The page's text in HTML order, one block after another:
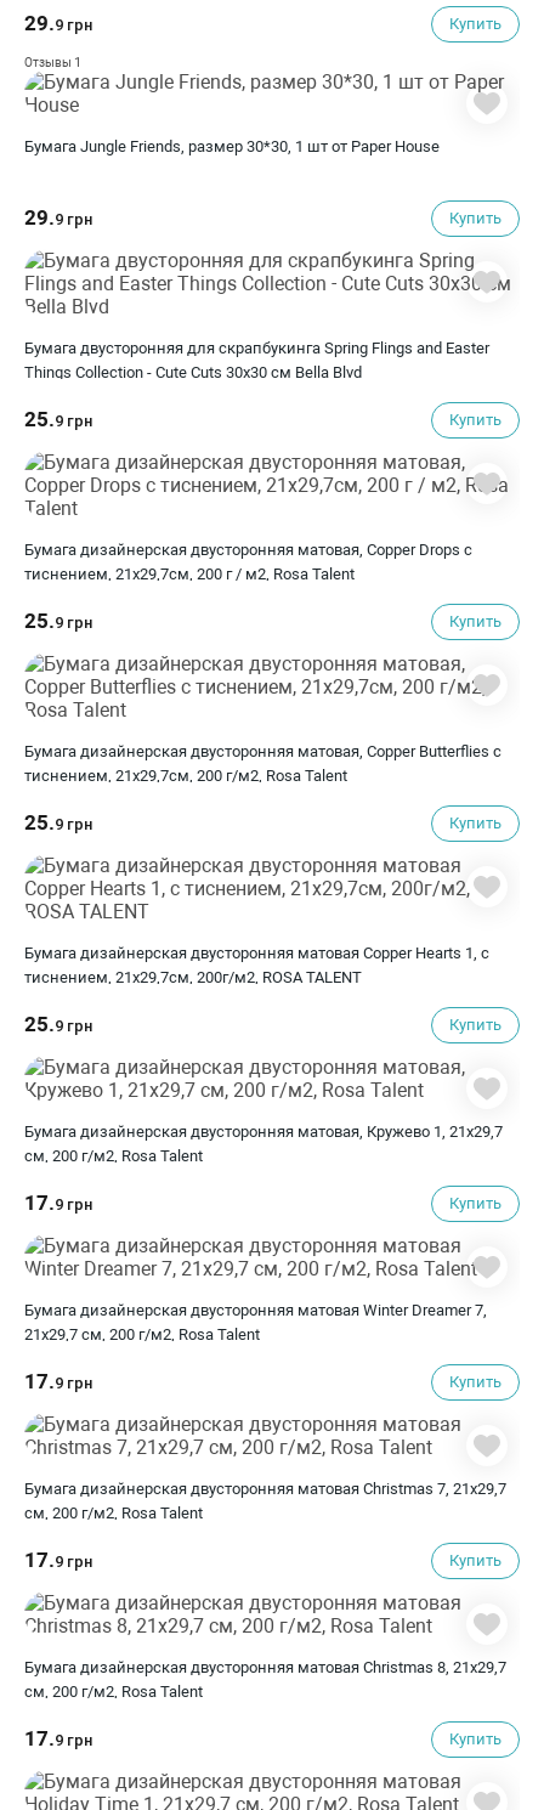
29.9 грн Купить
Отзывы 1
Бумага Jungle Friends, размер 30*30, 1 шт от Paper House
29.9 грн Купить
Бумага двусторонняя для скрапбукинга Spring Flings and Easter
Things Collection - Cute Cuts 30х30 см Bella Blvd
25.9 грн Купить
Бумага дизайнерская двусторонняя матовая, Copper Drops с
тиснением, 21х29,7см, 200 г / м2, Rosa Talent
25.9 грн Купить
Бумага дизайнерская двусторонняя матовая, Copper Butterflies с
тиснением, 21х29,7см, 200 г/м2, Rosa Talent
25.9 грн Купить
Бумага дизайнерская двусторонняя матовая Copper Hearts 1, с
тиснением, 21х29,7см, 200г/м2, ROSA TALENT
25.9 грн Купить
Бумага дизайнерская двусторонняя матовая, Кружево 1, 21х29,7
см, 200 г/м2, Rosa Talent
17.9 грн Купить
Бумага дизайнерская двусторонняя матовая Winter Dreamer 7,
21х29,7 см, 200 г/м2, Rosa Talent
17.9 грн Купить
Бумага дизайнерская двусторонняя матовая Christmas 7, 21х29,7
см, 200 г/м2, Rosa Talent
17.9 грн Купить
Бумага дизайнерская двусторонняя матовая Christmas 8, 21х29,7
см, 200 г/м2, Rosa Talent
17.9 грн Купить